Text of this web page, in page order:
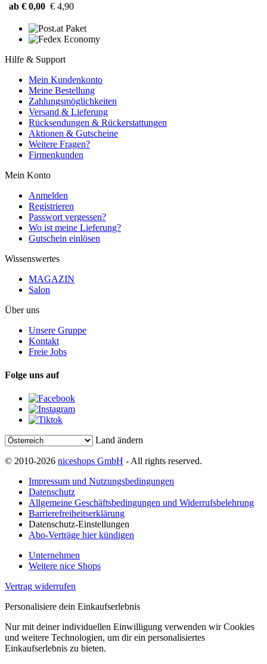
ab € 0,00 € 4,90
Hilfe & Support
Mein Kundenkonto
Meine Bestellung
Zahlungsmöglichkeiten
Versand & Lieferung
Rücksendungen & Rückerstattungen
Aktionen & Gutscheine
Weitere Fragen?
Firmenkunden
Mein Konto
Anmelden
Registrieren
Passwort vergessen?
Wo ist meine Lieferung?
Gutschein einlösen
Wissenswertes
MAGAZIN
Salon
Über uns
Unsere Gruppe
Kontakt
Freie Jobs
Folge uns auf
Land ändern
© 2010-2026 niceshops GmbH - All rights reserved.
Impressum und Nutzungsbedingungen
Datenschutz
Allgemeine Geschäftsbedingungen und Widerrufsbelehrung
Barrierefreiheitserklärung
Datenschutz-Einstellungen
Abo-Verträge hier kündigen
Unternehmen
Weitere nice Shops
Vertrag widerrufen
Personalisiere dein Einkaufserlebnis
Nur mit deiner individuellen Einwilligung verwenden wir Cookies
und weitere Technologien, um dir ein personalisiertes
Einkaufserlebnis zu bieten.